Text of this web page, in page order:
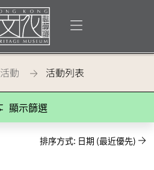
打開選單
活動 活動列表
顯示篩選
排序方式: 日期 (最近優先)